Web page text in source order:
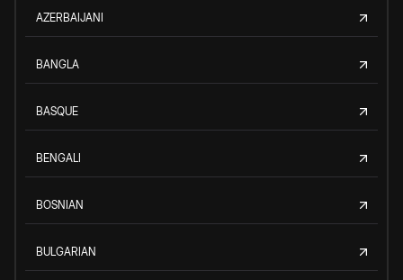
AZERBAIJANI
BANGLA
BASQUE
BENGALI
BOSNIAN
BULGARIAN